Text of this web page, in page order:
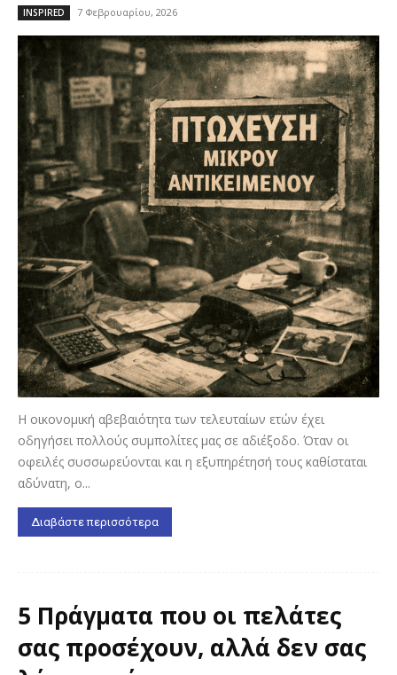
INSPIRED 7 Φεβρουαρίου, 2026
Η οικονομική αβεβαιότητα των τελευταίων ετών έχει
οδηγήσει πολλούς συμπολίτες μας σε αδιέξοδο. Όταν οι
οφειλές συσσωρεύονται και η εξυπηρέτησή τους καθίσταται
αδύνατη, ο...
Διαβάστε περισσότερα
5 Πράγματα που οι πελάτες
σας προσέχουν, αλλά δεν σας